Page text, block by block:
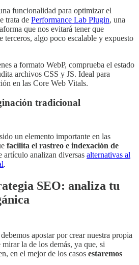
funcionalidad para optimizar el
trata de Performance Lab Plugin, una
que nos evitará tener que
terceros, algo poco escalable y expuesto
a formato WebP, comprueba el estado
archivos CSS y JS. Ideal para
en las Core Web Vitals.
tradicional
un elemento importante en las
facilita el rastreo e indexación de
artículo analizan diversas alternativas al
.
SEO: analiza tu
apostar por crear nuestra propia
la de los demás, ya que, si
en el mejor de los casos estaremos